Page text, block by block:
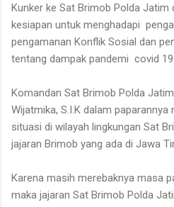
Kunker ke Sat Brimob Polda Jatim
kesiapan untuk menghadapi
pengamanan Konflik Sosial dan
tentang dampak pandemi covid
Komandan Sat Brimob Polda
Wijatmika, S.I.K dalam paparannya
situasi di wilayah lingkungan Sat
jajaran Brimob yang ada di Jawa
Karena masih merebaknya masa
maka jajaran Sat Brimob Polda